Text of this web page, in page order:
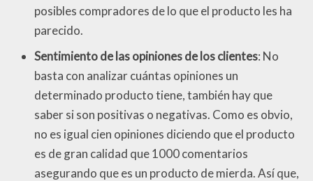
posibles compradores de lo que el producto les ha
parecido.
Sentimiento de las opiniones de los clientes: No
basta con analizar cuántas opiniones un
determinado producto tiene, también hay que
saber si son positivas o negativas. Como es obvio,
no es igual cien opiniones diciendo que el producto
es de gran calidad que 1000 comentarios
asegurando que es un producto de mierda. Así que,